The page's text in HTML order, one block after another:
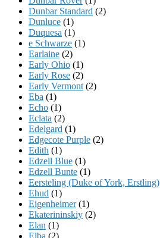
Dunbar Standard (2)
Dunluce (1)
Duquesa (1)
e Schwarze (1)
Earlaine (2)
Early Ohio (1)
Early Rose (2)
Early Vermont (2)
Eba (1)
Echo (1)
Eclata (2)
Edelgard (1)
Edgecote Purple (2)
Edith (1)
Edzell Blue (1)
Edzell Bunte (1)
Eersteling (Duke of York, Erstling)
Ehud (1)
Eigenheimer(1)
Ekaterininskiy (2)
Elan (1)
Elba (2)